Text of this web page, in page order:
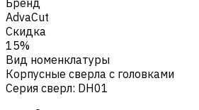
AdvaCut
Скидка
15%
Вид номенклатуры
Корпусные сверла с головками
Серия сверл: DH01